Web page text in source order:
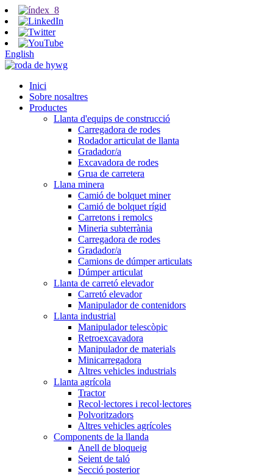
English
Inici
Sobre nosaltres
Productes
Llanta d'equips de construcció
Carregadora de rodes
Rodador articulat de llanta
Gradador/a
Excavadora de rodes
Grua de carretera
Llana minera
Camió de bolquet miner
Camió de bolquet rígid
Carretons i remolcs
Mineria subterrània
Carregadora de rodes
Gradador/a
Camions de dúmper articulats
Dúmper articulat
Llanta de carretó elevador
Carretó elevador
Manipulador de contenidors
Llanta industrial
Manipulador telescòpic
Retroexcavadora
Manipulador de materials
Minicarregadora
Altres vehicles industrials
Llanta agrícola
Tractor
Recol·lectores i recol·lectores
Polvoritzadors
Altres vehicles agrícoles
Components de la llanda
Anell de bloqueig
Seient de taló
Secció posterior